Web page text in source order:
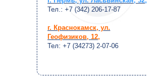
Тел.: +7 (342) 206-17-87
г. Краснокамск, ул.
Геофизиков, 12,
Тел: +7 (34273) 2-07-06